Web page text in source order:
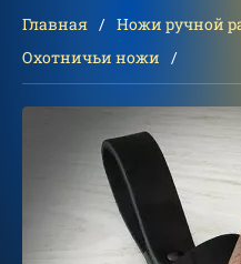
Главная
Ножи ручной
Охотничьи ножи